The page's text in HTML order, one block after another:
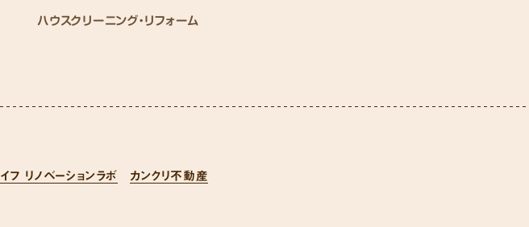
ハウスクリーニング・リフォーム
フ リノベーションラボ カンクリ不動産